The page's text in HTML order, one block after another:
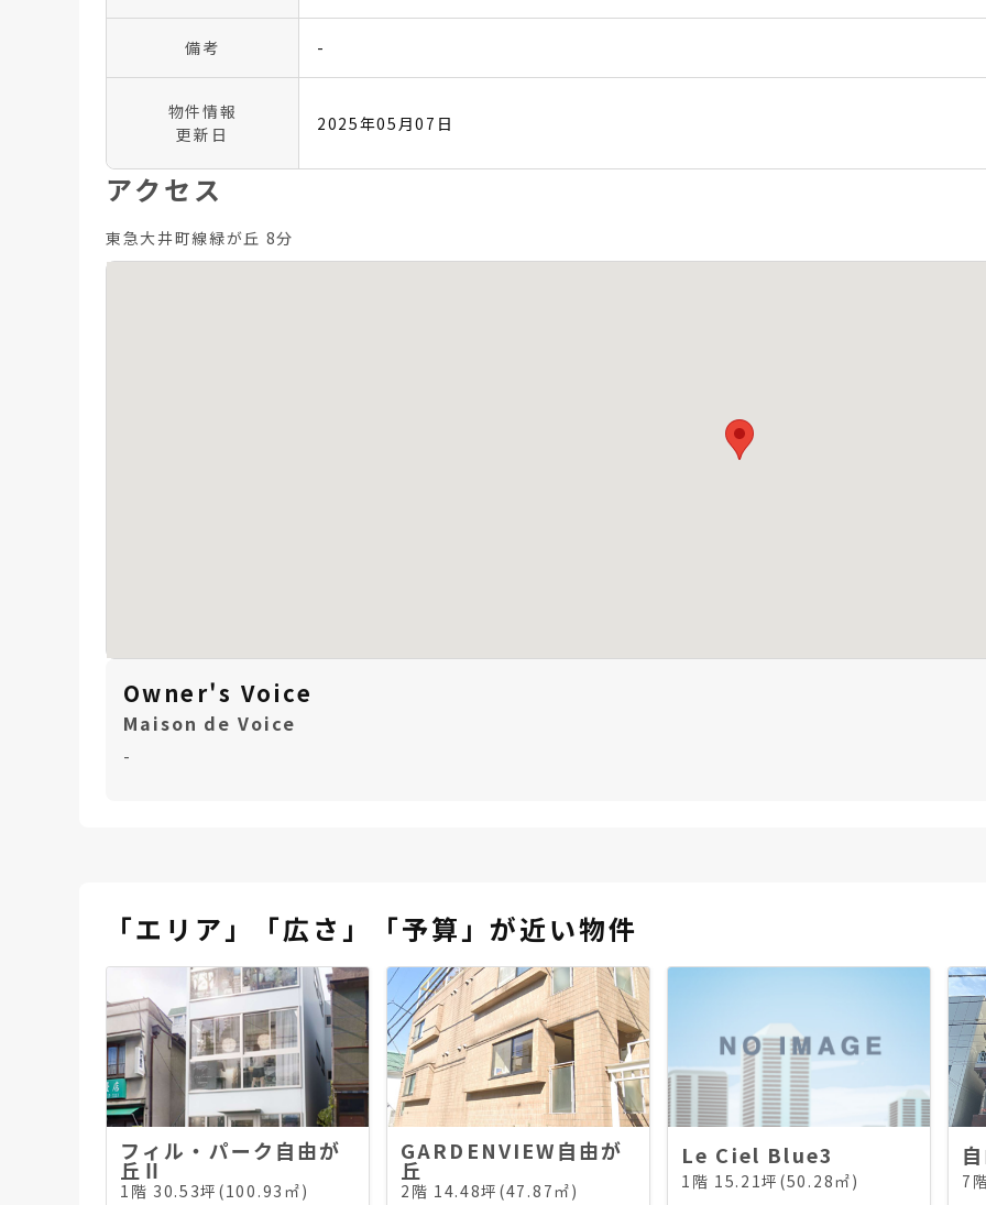
備考 -
物件情報
更新日
2025年05月07日
アクセス
東急大井町線緑が丘 8分
Owner's Voice
Maison de Voice
-
「エリア」「広さ」「予算」が近い物件
フィル・パーク自由が
丘Ⅱ
1階 30.53坪(100.93㎡)
GARDENVIEW自由が
丘
2階 14.48坪(47.87㎡)
Le Ciel Blue3
1階 15.21坪(50.28㎡) 7